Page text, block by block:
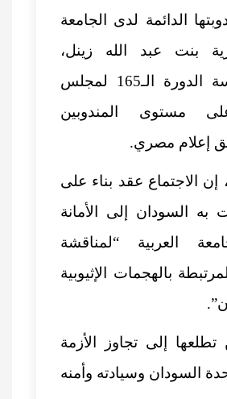
الدائمة لدى الجامعة
بنت عبد الله زينل،
بصفتها رئيسة الدورة الـ165 لمجلس
مستوى المندوبين
إعلام مصري.
إن الاجتماع عقد بناء على
السودان إلى الأمانة
العربية “لمناقشة
بالهجمات الإثيوبية
إلى تجاوز الأزمة
السودان وسيادته وأمنه